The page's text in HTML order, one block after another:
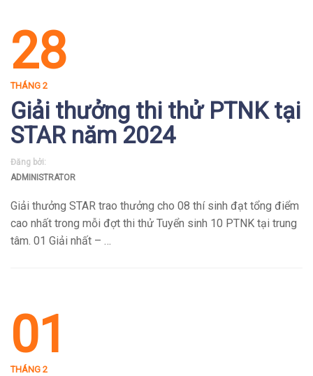
28
THÁNG 2
Giải thưởng thi thử PTNK tại
STAR năm 2024
Đăng bởi:
ADMINISTRATOR
Giải thưởng STAR trao thưởng cho 08 thí sinh đạt tổng điểm
cao nhất trong mỗi đợt thi thử Tuyển sinh 10 PTNK tại trung
tâm. 01 Giải nhất – …
01
THÁNG 2